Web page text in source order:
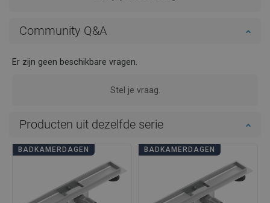
Community Q&A
Er zijn geen beschikbare vragen.
Stel je vraag.
Producten uit dezelfde serie
BADKAMERDAGEN BADKAMERDAGEN